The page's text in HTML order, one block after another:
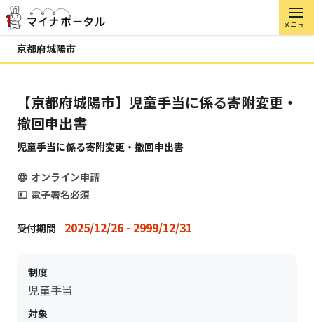
メニュー
京都府城陽市
【京都府城陽市】児童手当に係る寄附変更・
撤回申出書
児童手当に係る寄附変更・撤回申出書
オンライン申請
電子署名必須
受付期間 2025/12/26 - 2999/12/31
制度
児童手当
対象